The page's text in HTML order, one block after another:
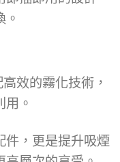
效的霧化技術，
。
件，更是提升吸煙